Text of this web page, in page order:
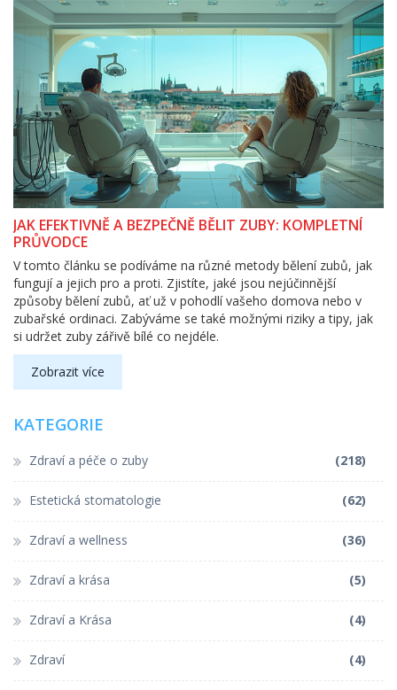
JAK EFEKTIVNĚ A BEZPEČNĚ BĚLIT ZUBY: KOMPLETNÍ
PRŮVODCE
V tomto článku se podíváme na různé metody bělení zubů, jak
fungují a jejich pro a proti. Zjistíte, jaké jsou nejúčinnější
způsoby bělení zubů, ať už v pohodlí vašeho domova nebo v
zubařské ordinaci. Zabýváme se také možnými riziky a tipy, jak
si udržet zuby zářivě bílé co nejdéle.
Zobrazit více
KATEGORIE
Zdraví a péče o zuby (218)
Estetická stomatologie (62)
Zdraví a wellness (36)
Zdraví a krása (5)
Zdraví a Krása (4)
Zdraví (4)